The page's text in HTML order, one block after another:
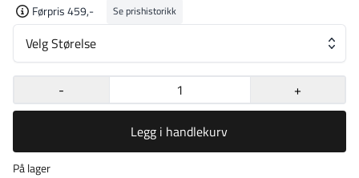
Førpris 459,- Se prishistorikk
Velg Størelse
- +
Legg i handlekurv
På lager